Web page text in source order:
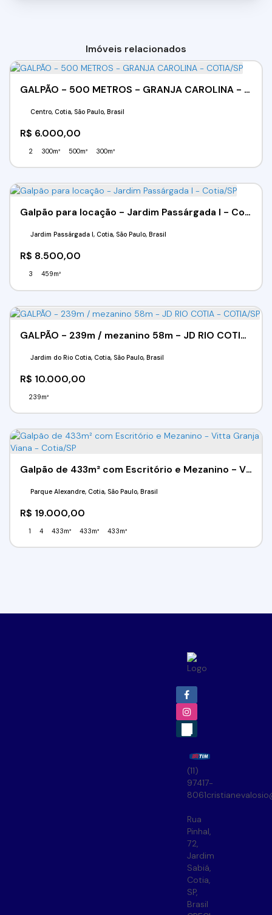
Imóveis relacionados
GALPÃO - 500 METROS - GRANJA CAROLINA - COTIA/SP
R$ 6.000,00
Centro, Cotia, São Paulo, Brasil
2 300m² 500m² 300m²
Galpão para locação - Jardim Passárgada I - Cotia/SP
R$ 8.500,00
Jardim Passárgada I, Cotia, São Paulo, Brasil
3 459m²
GALPÃO - 239m / mezanino 58m - JD RIO COTIA - COTIA/SP
R$ 10.000,00
Jardim do Rio Cotia, Cotia, São Paulo, Brasil
239m²
Galpão de 433m² com Escritório e Mezanino - Vitta Granja Viana - Cotia/SP
R$ 19.000,00
Parque Alexandre, Cotia, São Paulo, Brasil
1 4 433m² 433m² 433m²
(11)
97417-
8061
Rua
Pinhal,
72,
Jardim
Sabiá,
Cotia,
SP,
Brasil